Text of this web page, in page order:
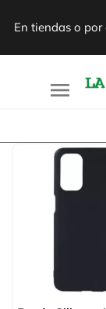
En tiendas o
